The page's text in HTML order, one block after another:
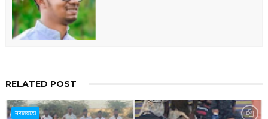
RELATED POST
मराठवाडा